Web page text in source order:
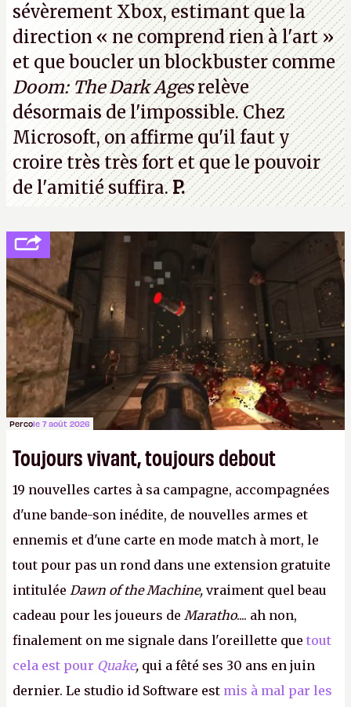
sévèrement Xbox, estimant que la
direction« ne comprend rien à l'art »
et que boucler un blockbuster comme
Doom: The Dark Agesrelève
désormais de l'impossible. Chez
Microsoft, on affirme qu'il faut y
croire très très fort et que le pouvoir
de l'amitié suffira.P.
Percole 7 août 2026
Toujours vivant, toujours debout
19 nouvelles cartes à sa campagne, accompagnées
d'une bande-son inédite, de nouvelles armes et
ennemis et d'une carte en mode match à mort, le
tout pour pas un rond dans une extension gratuite
intitulée Dawn of the Machine, vraiment quel beau
cadeau pour les joueurs de Maratho.... ah non,
finalement on me signale dans l'oreillette que tout
cela est pour Quake, qui a fêté ses 30 ans en juin
dernier. Le studio id Software est mis à mal par les